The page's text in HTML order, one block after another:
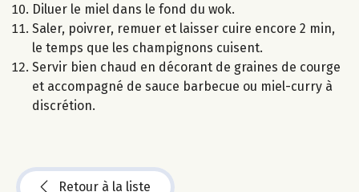
Diluer le miel dans le fond du wok.
Saler, poivrer, remuer et laisser cuire encore 2 min,
le temps que les champignons cuisent.
Servir bien chaud en décorant de graines de courge
et accompagné de sauce barbecue ou miel-curry à
discrétion.
Retour à la liste